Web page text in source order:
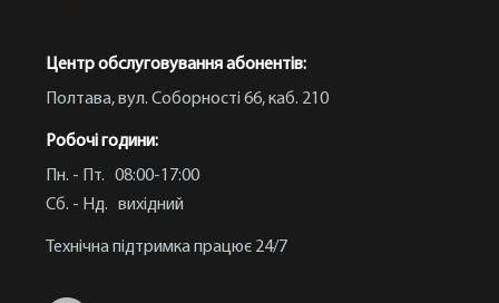
Центр обслуговування абонентів:
Полтава, вул. Соборності 66, каб. 210
Робочі години:
Пн. - Пт. 08:00-17:00
Сб. - Нд. вихідний
Технічна підтримка працює 24/7